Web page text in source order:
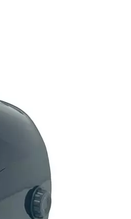
prevenire interferenze
d'aria diretto dell'ingresso aria
il viso" attraverso una
secchezza causata dal flusso
per operazioni a lungo
aria monolaterale può
volume dell'attrezzatura, che
operativi; inoltre, il canale di
dell'unità filtro è
compromettendo la fluidità del
alla carta si basa
di apparecchiature,